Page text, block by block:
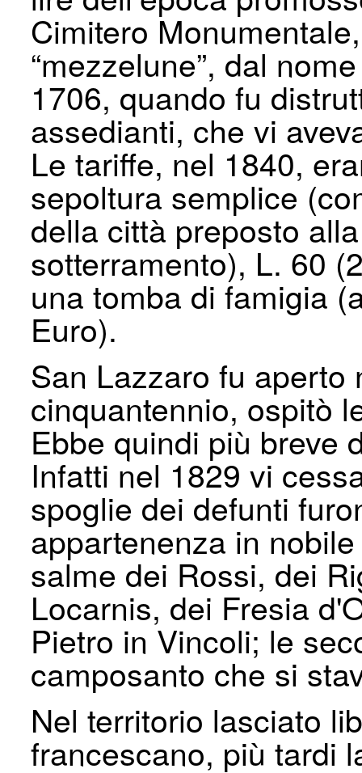
Cimitero
“mezzelune”, dal
1706, quando fu
assedianti, che vi
Le tariffe, nel 1840,
sepoltura semplice
della città preposto
sotterramento), L. 60
una tomba di famigia
Euro).
San Lazzaro fu
cinquantennio, ospitò
Ebbe quindi più breve
Infatti nel 1829 vi
spoglie dei defunti
appartenenza in
salme dei Rossi, dei
Locarnis, dei Fresia
Pietro in Vincoli; le
camposanto che si
Nel territorio lasciato
francescano, più tardi